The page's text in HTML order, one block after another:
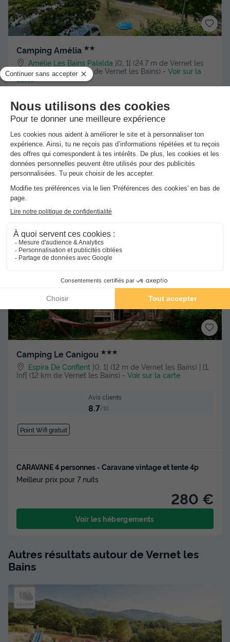
Camping Amélia ★★
Amélie Les Bains Palalda ]0, 1[ (24,7 m de Vernet les
Bains) | [1, Inf[ (24,7 km de Vernet les Bains) - Voir sur la
carte
Avis clients
8.8 /10
Wifi payant Location de vélos
MOBILHOME 2 personnes - Saphir 18m² + terrasse
couverte + climatisation
Meilleur prix pour 7 nuits
Voir les hébergements
Camping Le Canigou ★★★
Espira De Conflent ]0, 1[ (12 m de Vernet les Bains) | [1,
Inf[ (12 km de Vernet les Bains) - Voir sur la carte
Avis clients
8.7/10
Point Wifi gratuit
CARAVANE 4 personnes - Caravane vintage et tente 4p
Meilleur prix pour 7 nuits
280 €
Voir les hébergements
Autres résultats autour de Vernet les
Bains